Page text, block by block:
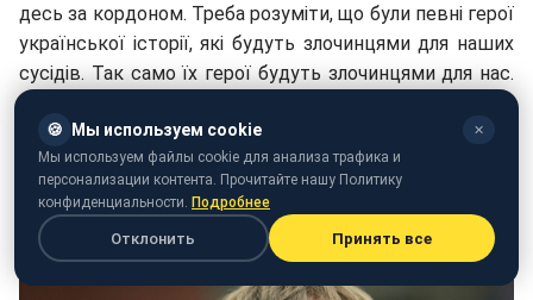
десь за кордоном. Треба розуміти, що були певні герої
української історії, які будуть злочинцями для наших
сусідів. Так само їх герої будуть злочинцями для нас.
Наприклад, навряд чи Юзефа Пілсудського можна
вважати героєм для України, тому що він свого часу
завадив реалізації України як незалежної держави.
Але я прекрасно розумію, що для поляків це батько-
засновник і безперечно національний герой.
🍪 Мы используем cookie ✕
Мы используем файлы cookie для анализа трафика и
персонализации контента. Прочитайте нашу Политику
конфиденциальности. Подробнее
Отклонить Принять все